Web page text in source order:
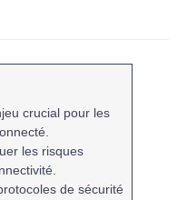
crucial pour les
les risques
de sécurité